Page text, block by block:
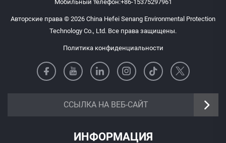
Мобильный телефон:+86-15375297961
Авторские права © 2026 China Hefei Senang Environmental Protection
Technology Co., Ltd. Все права защищены.
Политика конфиденциальности
ССЫЛКА НА ВЕБ-САЙТ
https://senangbz.en.alibaba.com
ИНФОРМАЦИЯ